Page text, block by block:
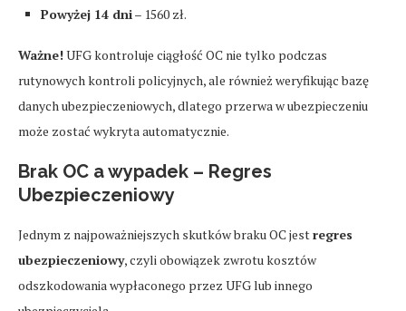
Powyżej 14 dni– 1560 zł.
Ważne!UFG kontroluje ciągłość OC nie tylko podczas
rutynowych kontroli policyjnych, ale również weryfikując bazę
danych ubezpieczeniowych, dlatego przerwa w ubezpieczeniu
może zostać wykryta automatycznie.
Brak OC a wypadek – Regres
Ubezpieczeniowy
Jednym z najpoważniejszych skutków braku OC jestregres
ubezpieczeniowy, czyli obowiązek zwrotu kosztów
odszkodowania wypłaconego przez UFG lub innego